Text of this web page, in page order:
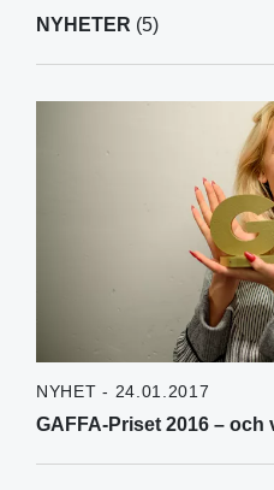
NYHETER (5)
NYHET - 24.01.2017
GAFFA-Priset 2016 – och